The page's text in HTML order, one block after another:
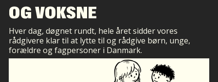
OG VOKSNE
Hver dag, døgnet rundt, hele året sidder vores
rådgivere klar til at lytte til og rådgive børn, unge,
forældre og fagpersoner i Danmark.